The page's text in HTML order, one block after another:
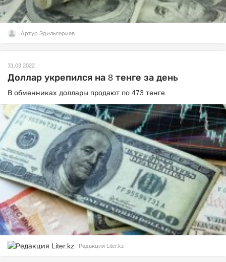
Артур Эдильгериев
31.03.2022
Доллар укрепился на 8 тенге за день
В обменниках доллары продают по 473 тенге.
Редакция Liter.kz